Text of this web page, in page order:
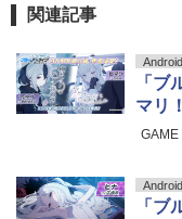
関連記事
Android
「ブ
マリ
GAME
Android
「ブ